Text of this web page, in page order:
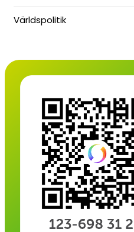
Världspolitik